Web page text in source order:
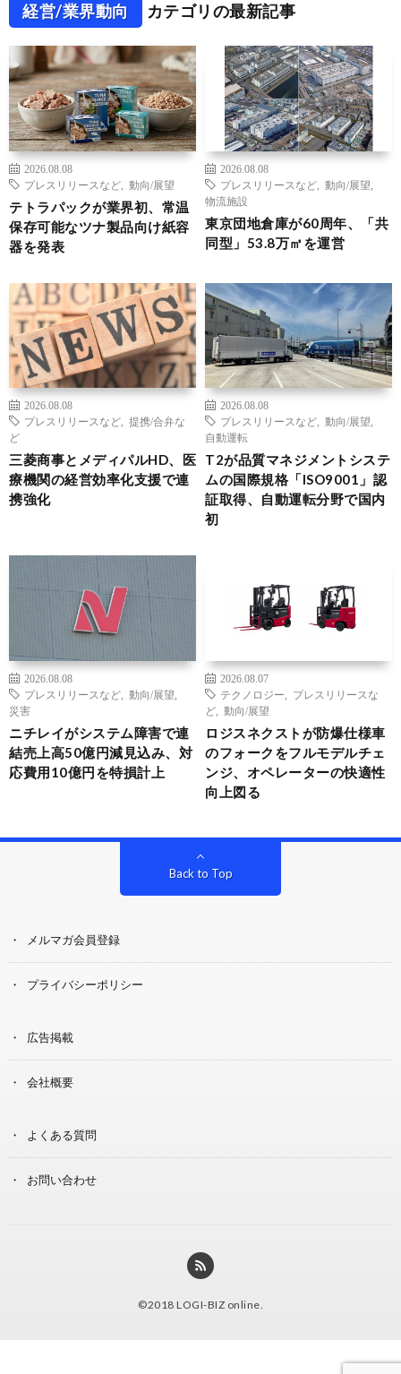
経営/業界動向 カテゴリの最新記事
2026.08.08
プレスリリースなど
動向/展望
テトラパックが業界初、常温
保存可能なツナ製品向け紙容
器を発表
2026.08.08
プレスリリースなど
動向/展望
物流施設
東京団地倉庫が60周年、「共
同型」53.8万㎡を運営
2026.08.08
プレスリリースなど
提携/合弁な
ど
三菱商事とメディパルHD、医
療機関の経営効率化支援で連
携強化
2026.08.08
プレスリリースなど
動向/展望
自動運転
T2が品質マネジメントシステ
ムの国際規格「ISO9001」認
証取得、自動運転分野で国内
初
2026.08.08
プレスリリースなど
動向/展望
災害
ニチレイがシステム障害で連
結売上高50億円減見込み、対
応費用10億円を特損計上
2026.08.07
テクノロジー
プレスリリースな
ど
動向/展望
ロジスネクストが防爆仕様車
のフォークをフルモデルチェ
ンジ、オペレーターの快適性
向上図る
Back to Top
メルマガ会員登録
プライバシーポリシー
広告掲載
会社概要
よくある質問
お問い合わせ
©2018 LOGI-BIZ online